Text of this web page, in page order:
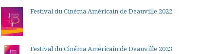
Festival du Cinéma Américain de Deauville 2022
Festival du Cinéma Américain de Deauville 2023